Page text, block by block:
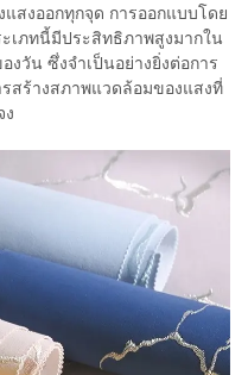
สงออกทุกจุด การออกแบบโดย
เภทนี้มีประสิทธิภาพสูงมากใน
วัน ซึ่งจำเป็นอย่างยิ่งต่อการ
สร้างสภาพแวดล้อมของแสงที่
ง